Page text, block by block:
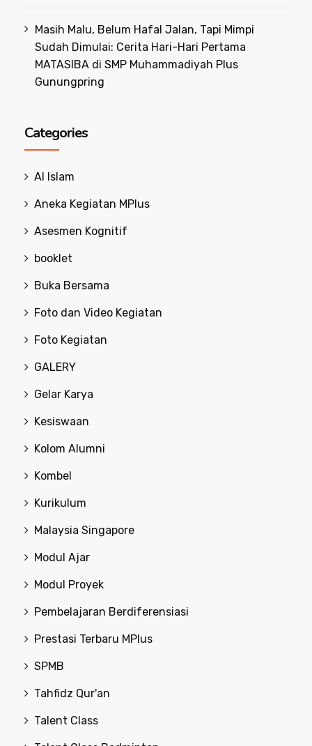
Masih Malu, Belum Hafal Jalan, Tapi Mimpi
Sudah Dimulai: Cerita Hari-Hari Pertama
MATASIBA di SMP Muhammadiyah Plus
Gunungpring
Categories
Al Islam
Aneka Kegiatan MPlus
Asesmen Kognitif
booklet
Buka Bersama
Foto dan Video Kegiatan
Foto Kegiatan
GALERY
Gelar Karya
Kesiswaan
Kolom Alumni
Kombel
Kurikulum
Malaysia Singapore
Modul Ajar
Modul Proyek
Pembelajaran Berdiferensiasi
Prestasi Terbaru MPlus
SPMB
Tahfidz Qur'an
Talent Class